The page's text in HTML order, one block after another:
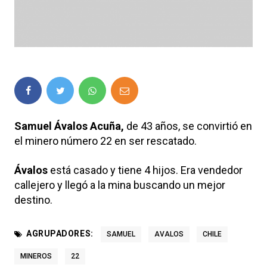
Samuel Ávalos Acuña, de 43 años, se convirtió en
el minero número 22 en ser rescatado.
Ávalos está casado y tiene 4 hijos. Era vendedor
callejero y llegó a la mina buscando un mejor
destino.
AGRUPADORES: SAMUEL AVALOS CHILE
MINEROS 22